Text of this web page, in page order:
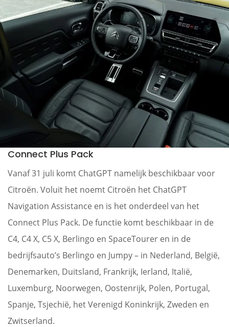
Connect Plus Pack
Vanaf 31 juli komt ChatGPT namelijk beschikbaar voor
Citroën. Voluit het noemt Citroën het ChatGPT
Navigation Assistance en is het onderdeel van het
Connect Plus Pack. De functie komt beschikbaar in de
C4, C4 X, C5 X, Berlingo en SpaceTourer en in de
bedrijfsauto’s Berlingo en Jumpy – in Nederland, België,
Denemarken, Duitsland, Frankrijk, Ierland, Italië,
Luxemburg, Noorwegen, Oostenrijk, Polen, Portugal,
Spanje, Tsjechië, het Verenigd Koninkrijk, Zweden en
Zwitserland.